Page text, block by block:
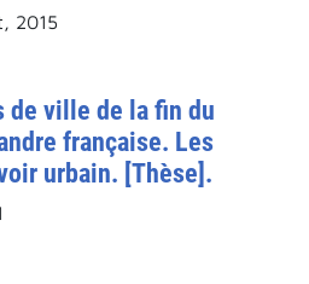
2015
ville de la fin du
française. Les
urbain. [Thèse].